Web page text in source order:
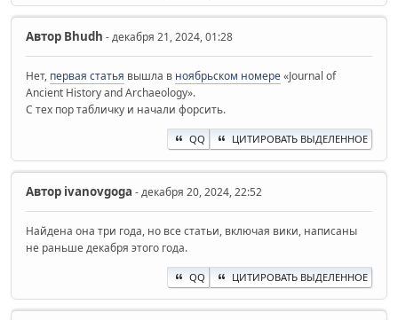
Автор Bhudh - декабря 21, 2024, 01:28
Нет, первая статья вышла в ноябрьском номере«Journal of
Ancient History and Archaeology».
С тех пор табличку и начали форсить.
QQ ЦИТИРОВАТЬ ВЫДЕЛЕННОЕ
Автор ivanovgoga - декабря 20, 2024, 22:52
Найдена она три года, но все статьи, включая вики, написаны
не раньше декабря этого года.
QQ ЦИТИРОВАТЬ ВЫДЕЛЕННОЕ